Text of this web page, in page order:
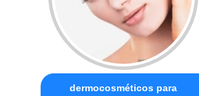
dermocosméticos para